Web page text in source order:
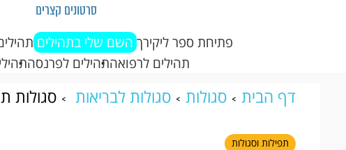
סרטונים קצרים
פתיחת ספר ליקירך השם שלי בתהילים
תהילים לרפואהתהילים לפרנסה
דף הבית סגולות סגולות לבריאות
סגולות
הרוחנית לריפוי והתחזקות
תפילות וסגולות